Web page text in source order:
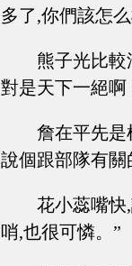
多了,你們該怎
熊子光比
對是天下一絕啊
詹在平先是
說個跟部隊有
花小蕊嘴快
哨,也很可憐。”